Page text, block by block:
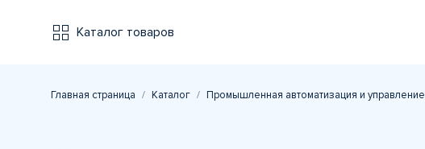
Каталог товаров
Главная страница Каталог Промышленная автоматизация и управление